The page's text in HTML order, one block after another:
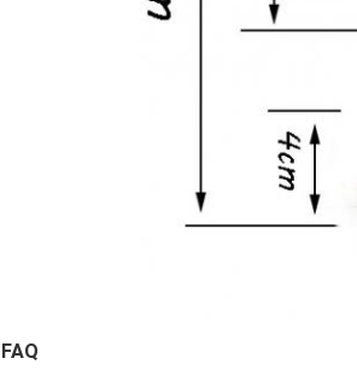
FAQ